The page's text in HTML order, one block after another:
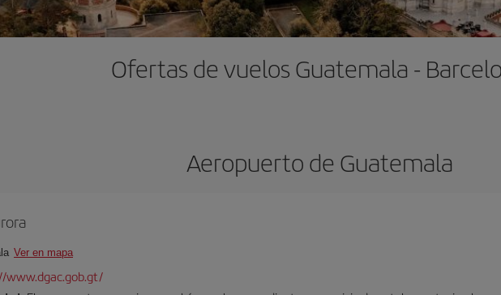
Ofertas de vuelos Guatemala -
Aeropuerto de Guatemala
Ver en mapa
www.dgac.gob.gt/